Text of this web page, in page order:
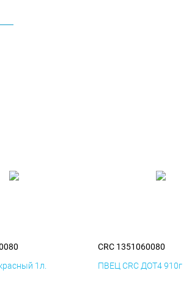
1л.
CRC 1351060080
ПВЕЦ CRC ДОТ4 910г